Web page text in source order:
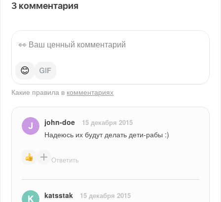
3 комментария
😊
Какие правила в комментариях
john-doe 15 декабря 2015
Надеюсь их будут делать дети-рабы :)
Ответить
katsstak 15 декабря 2015